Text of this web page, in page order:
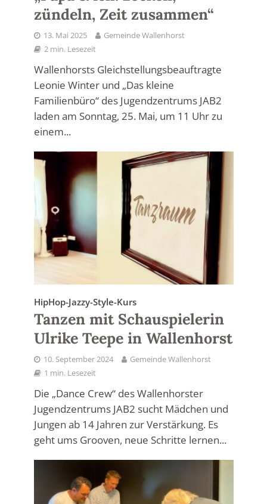
zündeln, Zeit zusammen“
13. Mai 2025
Gemeinde Wallenhorst
2 min. Lesezeit
Wallenhorsts Gleichstellungsbeauftragte
Leonie Winter und „Das kleine
Familienbüro“ des Jugendzentrums JAB2
laden am Sonntag, 25. Mai, um 11 Uhr zu
einem...
HipHop-Jazzy-Style-Kurs
Tanzen mit Schauspielerin
Ulrike Teepe in Wallenhorst
10. September 2024
Gemeinde Wallenhorst
1 min. Lesezeit
Die „Dance Crew“ des Wallenhorster
Jugendzentrums JAB2 sucht Mädchen und
Jungen ab 14 Jahren zur Verstärkung. Es
geht ums Grooven, neue Schritte lernen...